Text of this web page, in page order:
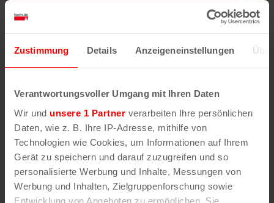
Zustimmung Details Anzeigeneinstellungen
Verantwortungsvoller Umgang mit Ihren Daten
Wir und unsere 1 Partner verarbeiten Ihre persönlichen
Daten, wie z. B. Ihre IP-Adresse, mithilfe von
Technologien wie Cookies, um Informationen auf Ihrem
Gerät zu speichern und darauf zuzugreifen und so
personalisierte Werbung und Inhalte, Messungen von
Werbung und Inhalten, Zielgruppenforschung sowie
Entwicklung von Angeboten zu ermöglichen. Sie
Fehler/Problem melden
Darstellung des RVR-Kartenwerks
Stadtplanwerk
erhältst Du unsere koeln.de-Karte mit vielen
weiteren Details wie z.B. Hausnummern.
Unser Stadtplan basiert auf Daten des
OpenStreetMap
-Projekts (
© OpenStreetMap
Mitwirkende
) und von OpenCycleMap.org